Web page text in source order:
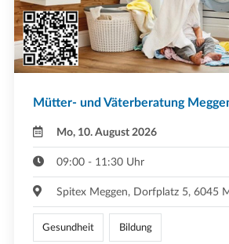
Mütter- und Väterberatung
Mo, 10. August 2026
09:00 - 11:30 Uhr
Spitex Meggen, Dorfplatz 5, 6045
Gesundheit Bildung